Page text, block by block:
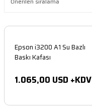
Parçaları
Parçaları
Epson i3200 A1 Su Bazlı
Baskı Kafası
1.065,00 USD +KDV